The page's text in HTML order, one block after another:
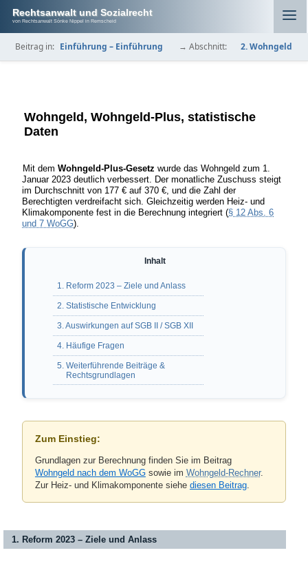
Rechtsanwalt und Sozialrecht
von Rechtsanwalt Sönke Nippel in Remscheid
Beitrag in: Einführung – Einführung → Abschnitt: 2. Wohngeld
Wohngeld, Wohngeld-Plus, statistische
Daten
Mit dem Wohngeld-Plus-Gesetz wurde das Wohngeld zum 1.
Januar 2023 deutlich verbessert. Der monatliche Zuschuss steigt
im Durchschnitt von 177 € auf 370 €, und die Zahl der
Berechtigten verdreifacht sich. Gleichzeitig werden Heiz- und
Klimakomponente fest in die Berechnung integriert (§ 12 Abs. 6
und 7 WoGG).
1. Reform 2023 – Ziele und Anlass
2. Statistische Entwicklung
3. Auswirkungen auf SGB II / SGB XII
4. Häufige Fragen
5. Weiterführende Beiträge &
Rechtsgrundlagen
Zum Einstieg:
Grundlagen zur Berechnung finden Sie im Beitrag
Wohngeld nach dem WoGGsowie im Wohngeld-Rechner.
Zur Heiz- und Klimakomponente siehe diesen Beitrag.
1. Reform 2023 – Ziele und Anlass